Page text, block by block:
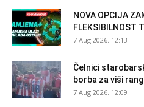
NOVA OPCIJA
FLEKSIBILNOST
7 Aug 2026. 12:13
Čelnici
borba za viši
7 Aug 2026. 12:09